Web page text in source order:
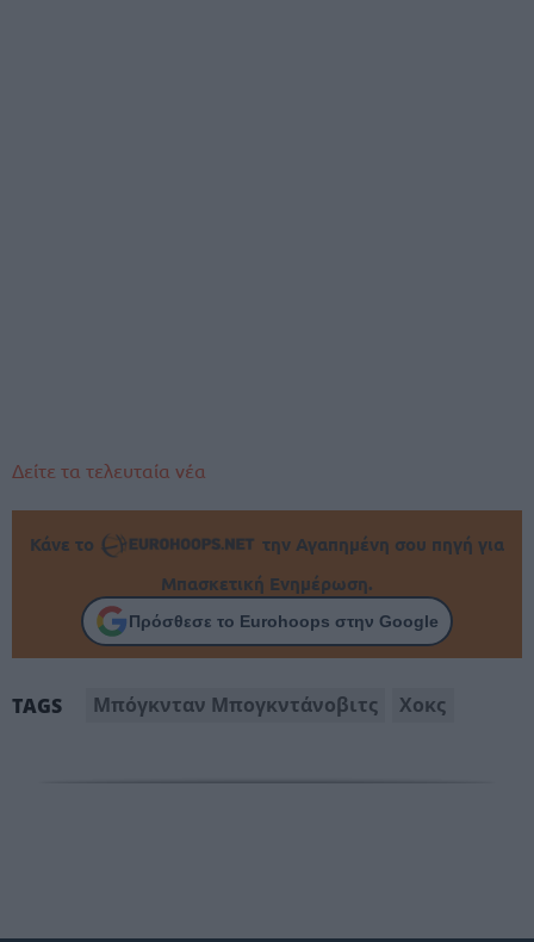
Δείτε τα τελευταία νέα
Κάνε το
την Αγαπημένη σου πηγή για
Μπασκετική Ενημέρωση.
Πρόσθεσε το Eurohoops στην Google
TAGS Μπόγκνταν Μπογκντάνοβιτς Χοκς